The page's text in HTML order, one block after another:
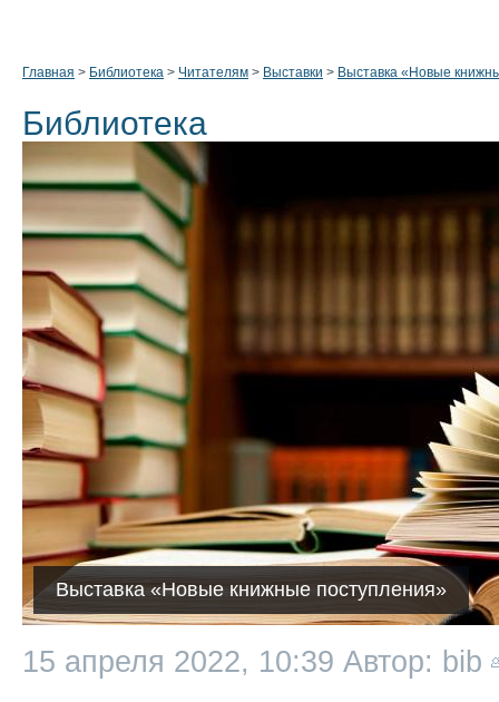
Главная > Библиотека > Читателям > Выставки > Выставка «Новые
Библиотека
Выставка «Новые книжные поступления»
15 апреля 2022, 10:39 Автор: bib